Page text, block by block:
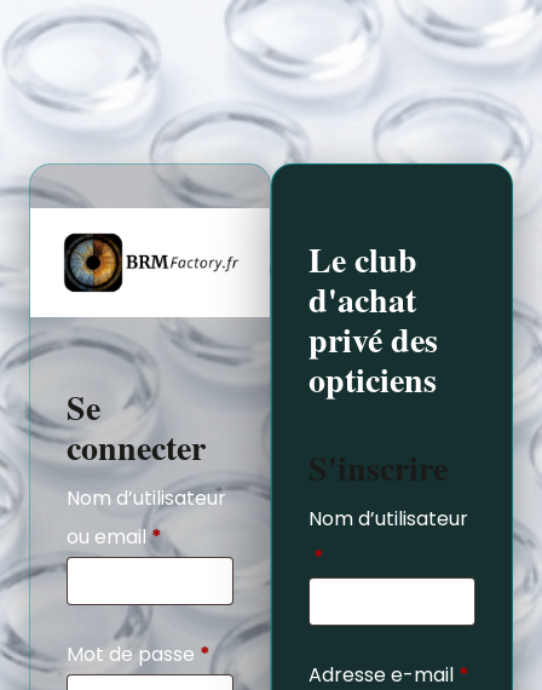
Se
connecter
Nom d’utilisateur
ou email*
Mot de passe *
Le club
d'achat
privé des
opticiens
S'inscrire
Nom d’utilisateur
*
Adresse e-mail *